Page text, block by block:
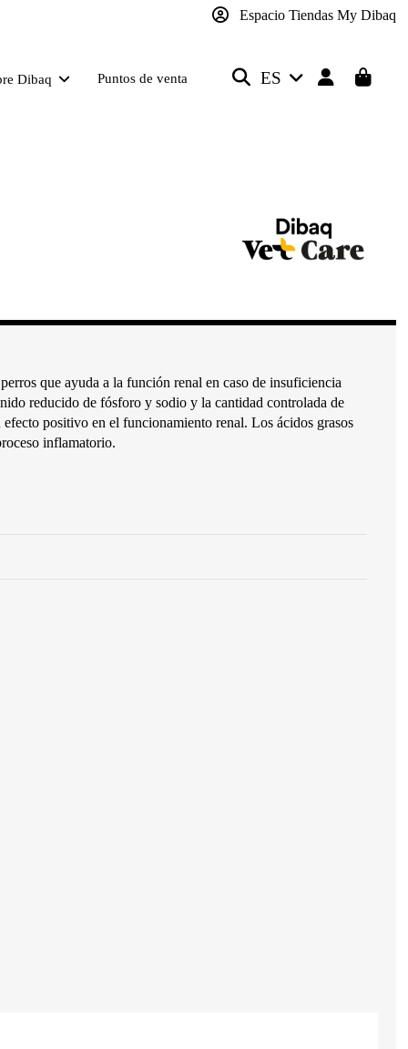
Espacio Tiendas My Dibaq
Dibaq Puntos de venta ES
que ayuda a la función renal en caso de insuficiencia
reducido de fósforo y sodio y la cantidad controlada de
positivo en el funcionamiento renal. Los ácidos grasos
inflamatorio.